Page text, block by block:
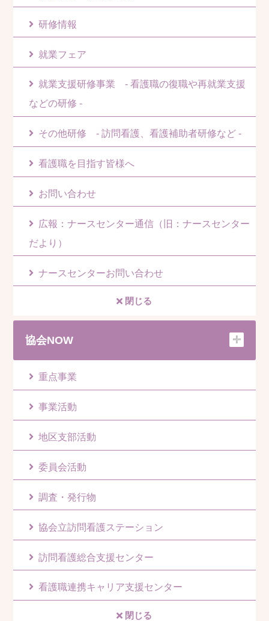
研修情報
就業フェア
就業支援研修事業 - 看護職の復職や再就業支援
などの研修 -
その他研修 - 訪問看護、看護補助者研修など -
看護職を目指す皆様へ
お問い合わせ
広報：ナースセンター通信（旧：ナースセンター
だより）
ナースセンターお問い合わせ
閉じる
協会NOW
重点事業
事業活動
地区支部活動
委員会活動
調査・発行物
協会立訪問看護ステーション
訪問看護総合支援センター
看護職連携キャリア支援センター
閉じる